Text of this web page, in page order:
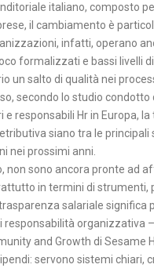
italiano, composto
il cambiamento è
infatti, operano
formalizzati e bassi livelli
un salto di qualità nei
secondo lo studio condotto
e responsabili Hr in Europa,
siano tra le
nei prossimi anni.
non sono ancora pronte ad
in termini di strumenti,
salariale significa
responsabilità organizzativa
and Growth di Sesame
servono sistemi chiari,